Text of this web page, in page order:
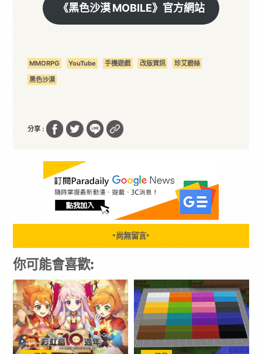
《黑色沙漠 MOBILE》官方網站
MMORPG YouTube 手機遊戲 改版資訊
珍艾碧絲
黑色沙漠
分享 :
▼ 尚無留言▼
你可能會喜歡: